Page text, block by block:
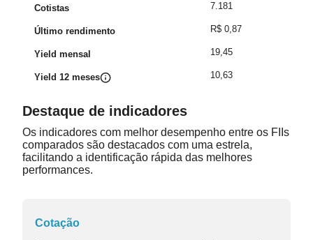
Cotistas
Último rendimento
Yield mensal
Yield 12 meses
7.181
R$ 0,87
19,45
10,63
Destaque de indicadores
Os indicadores com melhor desempenho entre os FIIs
comparados são destacados com uma estrela,
facilitando a identificação rápida das melhores
performances.
Cotação